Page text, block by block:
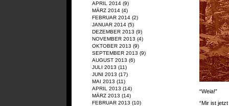
APRIL 2014 (9)
MÄRZ 2014 (4)
FEBRUAR 2014 (2)
JANUAR 2014 (5)
DEZEMBER 2013 (9)
NOVEMBER 2013 (4)
OKTOBER 2013 (9)
SEPTEMBER 2013 (9)
AUGUST 2013 (6)
JULI 2013 (11)
JUNI 2013 (17)
MAI 2013 (11)
APRIL 2013 (14)
MÄRZ 2013 (14)
FEBRUAR 2013 (10)
“Weia!”
“Mir ist